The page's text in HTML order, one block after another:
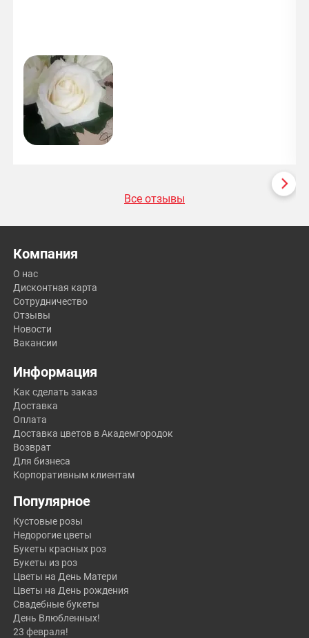
Все отзывы
Компания
О нас
Дисконтная карта
Сотрудничество
Отзывы
Новости
Вакансии
Информация
Как сделать заказ
Доставка
Оплата
Доставка цветов в Академгородок
Возврат
Для бизнеса
Корпоративным клиентам
Популярное
Кустовые розы
Недорогие цветы
Букеты красных роз
Букеты из роз
Цветы на День Матери
Цветы на День рождения
Свадебные букеты
День Влюбленных!
23 февраля!